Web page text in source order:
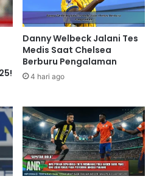
Danny Welbeck Jalani Tes
Medis Saat Chelsea
Berburu Pengalaman
4 hari ago